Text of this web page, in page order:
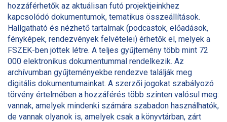
hozzáférhetők az aktuálisan futó projektjeinkhez
kapcsolódó dokumentumok, tematikus összeállítások.
Hallgatható és nézhető tartalmak (podcastok, előadások,
fényképek, rendezvények felvételei) érhetők el, melyek a
FSZEK-ben jöttek létre. A teljes gyűjtemény több mint 72
000 elektronikus dokumentummal rendelkezik. Az
archívumban gyűjteményekbe rendezve találják meg
digitális dokumentumainkat. A szerzői jogokat szabályozó
törvény értelmében a hozzáférés több szinten valósul meg:
vannak, amelyek mindenki számára szabadon használhatók,
de vannak olyanok is, amelyek csak a könyvtárban, zárt